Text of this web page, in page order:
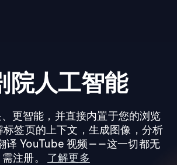
院人工智能
更智能，并直接内置于您的浏览
签页的上下文，生成图像，分析
译 YouTube 视频——这一切都无
需注册。 了解更多